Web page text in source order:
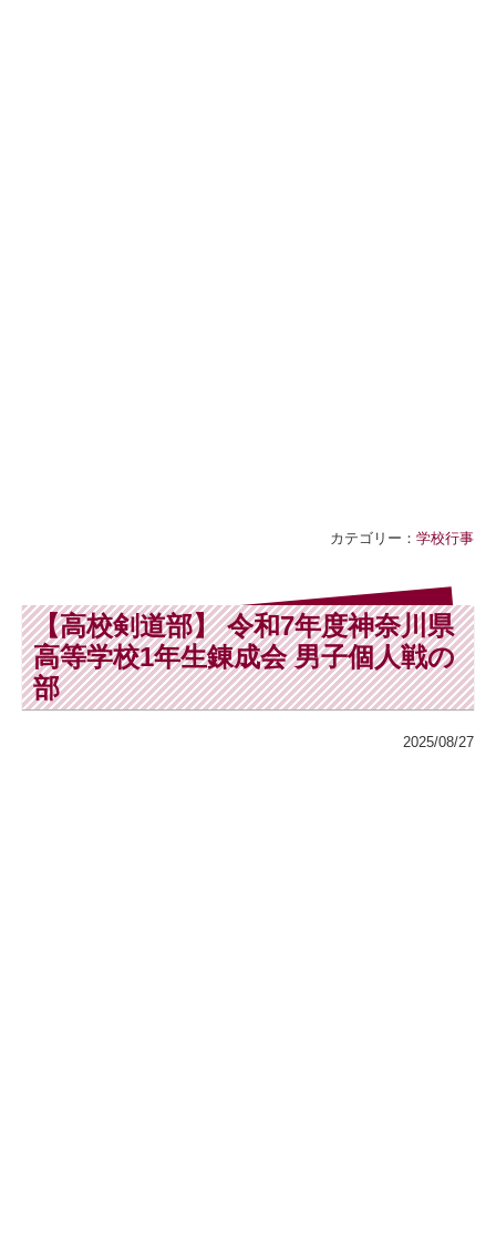
カテゴリー： 学校行事
【高校剣道部】 令和7年度神奈川県
高等学校1年生錬成会 男子個人戦の
部
2025/08/27